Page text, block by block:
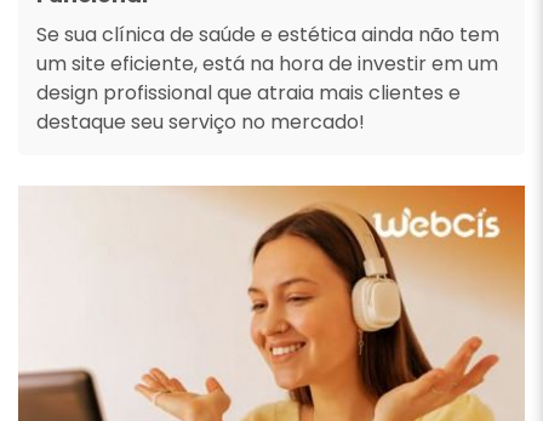
Se sua clínica de saúde e estética ainda não tem
um site eficiente, está na hora de investir em um
design profissional que atraia mais clientes e
destaque seu serviço no mercado!